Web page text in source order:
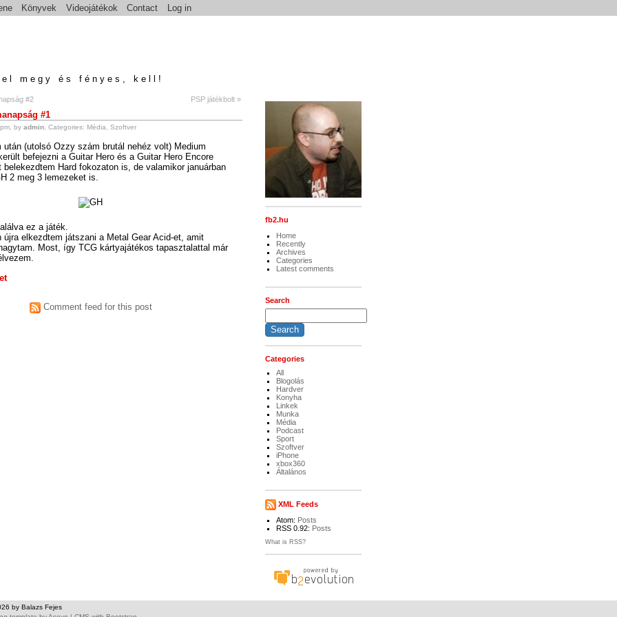
Könyvek Videojátékok Contact Log in
megy és fényes, kell!
#2 PSP játékbolt »
#1
by admin, Categories: Média Szoftver
után (utolsó Ozzy szám brutál nehéz volt) Medium
befejezni a Guitar Hero és a Guitar Hero Encore
Hard fokozaton is, de valamikor januárban
2 meg 3 lemezeket is.
ez a játék.
újra elkezdtem játszani a Metal Gear Acid-et, amit
Most, így TCG kártyajátékos tapasztalattal már
Comment feed for this post
fb2.hu
Home
Recently
Archives
Categories
Latest comments
Search
Categories
All
Blogolás
Hardver
Konyha
Linkek
Munka
Média
Podcast
Sport
Szoftver
iPhone
xbox360
Általános
XML Feeds
Atom: Posts
RSS 0.92: Posts
What is RSS?
by Balazs Fejes